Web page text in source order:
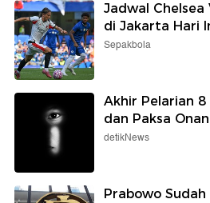
Jadwal Chelsea
di Jakarta Hari
Sepakbola
Akhir Pelarian 8
dan Paksa
detikNews
Prabowo